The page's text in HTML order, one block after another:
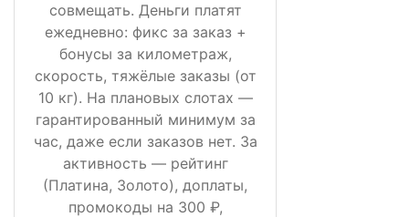
совмещать. Деньги платят
ежедневно: фикс за заказ +
бонусы за километраж,
скорость, тяжёлые заказы (от
10 кг). На плановых слотах —
гарантированный минимум за
час, даже если заказов нет. За
активность — рейтинг
(Платина, Золото), доплаты,
промокоды на 300 ₽,